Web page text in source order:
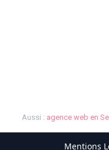
Aussi : agence web en
Mentions